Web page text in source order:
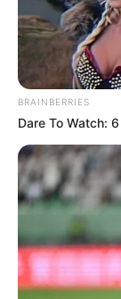
BRAINBERRIES
Dare To Watch: